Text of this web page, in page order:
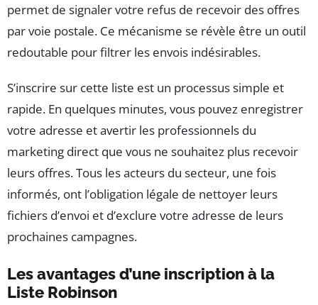
permet de signaler votre refus de recevoir des offres
par voie postale. Ce mécanisme se révèle être un outil
redoutable pour filtrer les envois indésirables.
S’inscrire sur cette liste est un processus simple et
rapide. En quelques minutes, vous pouvez enregistrer
votre adresse et avertir les professionnels du
marketing direct que vous ne souhaitez plus recevoir
leurs offres. Tous les acteurs du secteur, une fois
informés, ont l’obligation légale de nettoyer leurs
fichiers d’envoi et d’exclure votre adresse de leurs
prochaines campagnes.
Les avantages d’une inscription à la
Liste Robinson